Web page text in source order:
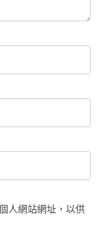
人網站網址，以供